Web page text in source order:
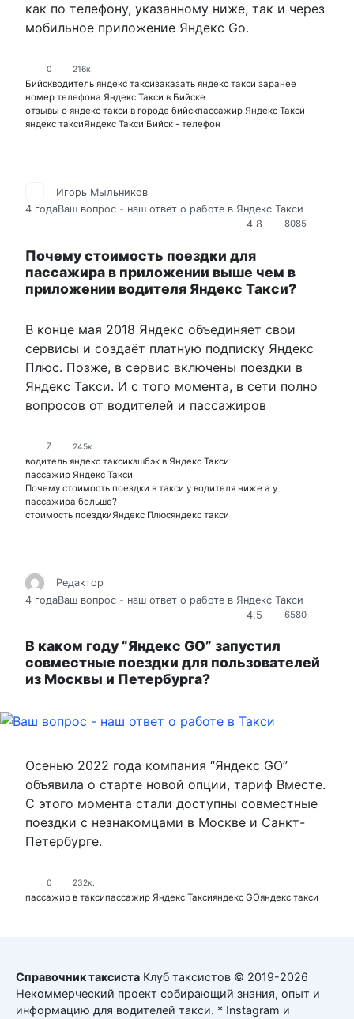
как по телефону, указанному ниже, так и через
мобильное приложение Яндекс Go.
0 216к.
Бийскводитель яндекс таксизаказать яндекс такси заранее
номер телефона Яндекс Такси в Бийске
отзывы о яндекс такси в городе бийскпассажир Яндекс Такси
яндекс таксиЯндекс Такси Бийск - телефон
8085
4.8
Игорь Мыльников
4 годаВаш вопрос - наш ответ о работе в Яндекс Такси
Почему стоимость поездки для
пассажира в приложении выше чем в
приложении водителя Яндекс Такси?
В конце мая 2018 Яндекс объединяет свои
сервисы и создаёт платную подписку Яндекс
Плюс. Позже, в сервис включены поездки в
Яндекс Такси. И с того момента, в сети полно
вопросов от водителей и пассажиров
7 245к.
водитель яндекс таксикэшбэк в Яндекс Такси
пассажир Яндекс Такси
Почему стоимость поездки в такси у водителя ниже а у
пассажира больше?
стоимость поездкиЯндекс Плюсяндекс такси
6580
4.5
Редактор
4 годаВаш вопрос - наш ответ о работе в Яндекс Такси
В каком году “Яндекс GO” запустил
совместные поездки для пользователей
из Москвы и Петербурга?
Осенью 2022 года компания “Яндекс GO”
объявила о старте новой опции, тариф Вместе.
С этого момента стали доступны совместные
поездки с незнакомцами в Москве и Санкт-
Петербурге.
0 232к.
пассажир в таксипассажир Яндекс Таксияндекс GOяндекс такси
Справочник таксиста Клуб таксистов © 2019-2026
Некоммерческий проект собирающий знания, опыт и
информацию для водителей такси. * Instagram и